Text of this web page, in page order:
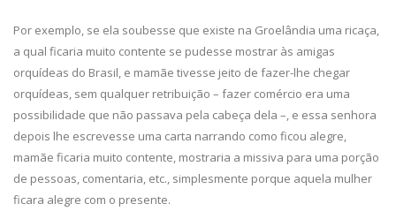
Por exemplo, se ela soubesse que existe na Groelândia uma ricaça,
a qual ficaria muito contente se pudesse mostrar às amigas
orquídeas do Brasil, e mamãe tivesse jeito de fazer-lhe chegar
orquídeas, sem qualquer retribuição – fazer comércio era uma
possibilidade que não passava pela cabeça dela –, e essa senhora
depois lhe escrevesse uma carta narrando como ficou alegre,
mamãe ficaria muito contente, mostraria a missiva para uma porção
de pessoas, comentaria, etc., simplesmente porque aquela mulher
ficara alegre com o presente.